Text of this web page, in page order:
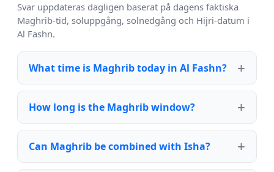
Svar uppdateras dagligen baserat på dagens faktiska
Maghrib-tid, soluppgång, solnedgång och Hijri-datum i
Al Fashn.
What time is Maghrib today in Al Fashn?
How long is the Maghrib window?
Can Maghrib be combined with Isha?